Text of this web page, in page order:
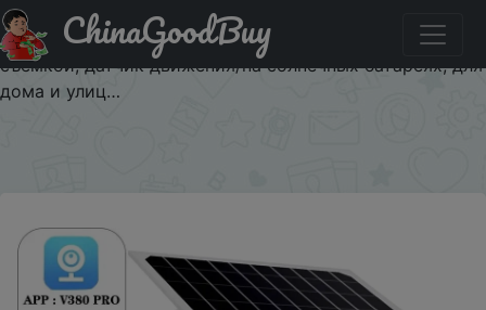
Промокод на знижку BEST10 Умная поворотная камера
4G LTE, работает от сим-карты, с микрофоном, ночной
съемкой, датчик движения/на солнечных батареях, для
дома и улиц…
ChinaGoodBuy